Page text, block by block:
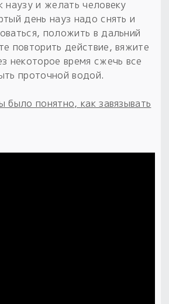
наузу и желать человеку
день науз надо снять и
положить в дальний
повторить действие, вяжите
некоторое время сжечь все
проточной водой.
было понятно, как завязывать